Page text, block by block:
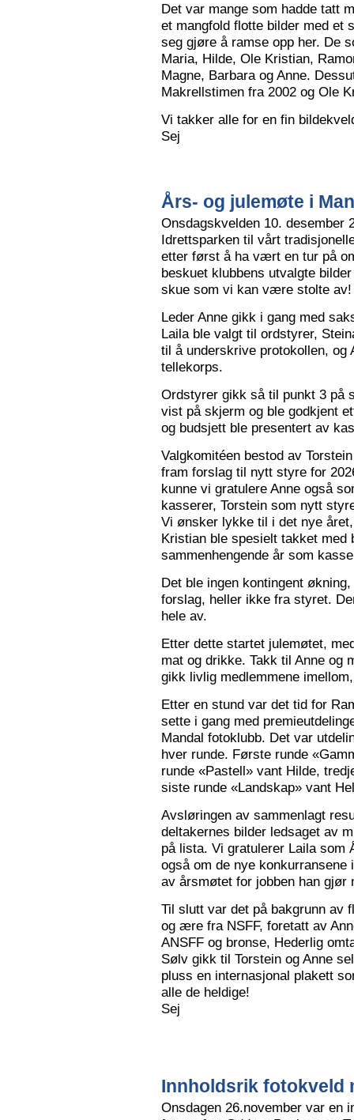
Det var mange som hadde tatt
et mangfold flotte bilder med et
seg gjøre å ramse opp her. De
Maria, Hilde, Ole Kristian,
Magne, Barbara og Anne.
Makrellstimen fra 2002 og Ole
Vi takker alle for en fin
Sej
Års- og julemøte i
Onsdagskvelden 10. desember
Idrettsparken til vårt
etter først å ha vært en tur på
beskuet klubbens utvalgte
skue som vi kan være stolte av!
Leder Anne gikk i gang med
Laila ble valgt til ordstyrer,
til å underskrive protokollen, og
tellekorps.
Ordstyrer gikk så til punkt 3 på
vist på skjerm og ble godkjent
og budsjett ble presentert av
Valgkomitéen bestod av
fram forslag til nytt styre for
kunne vi gratulere Anne også
kasserer, Torstein som nytt
Vi ønsker lykke til i det nye
Kristian ble spesielt takket med
sammenhengende år som
Det ble ingen kontingent
forslag, heller ikke fra styret.
hele av.
Etter dette startet julemøtet,
mat og drikke. Takk til Anne og
gikk livlig medlemmene
Etter en stund var det tid for
sette i gang med
Mandal fotoklubb. Det var
hver runde. Første runde
runde «Pastell» vant Hilde,
siste runde «Landskap» vant
Avsløringen av sammenlagt
deltakernes bilder ledsaget av
på lista. Vi gratulerer Laila som
også om de nye
av årsmøtet for jobben han gjør
Til slutt var det på bakgrunn av
og ære fra NSFF, foretatt av
ANSFF og bronse, Hederlig
Sølv gikk til Torstein og Anne
pluss en internasjonal plakett
alle de heldige!
Sej
Innholdsrik fotokveld
Onsdagen 26.november var en